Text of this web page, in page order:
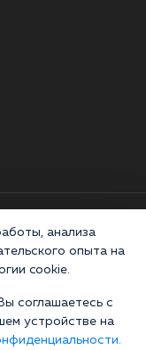
Московская область, г.
1
анализа
опыта на
cookie.
соглашаетесь с
устройстве на